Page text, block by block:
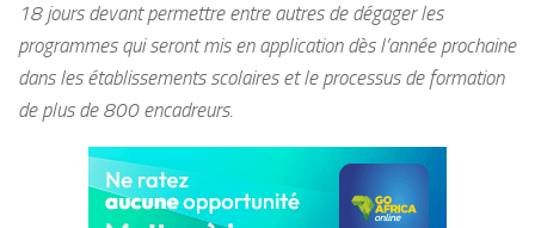
18 jours devant permettre entre autres de dégager les
programmes qui seront mis en application dès l’année prochaine
dans les établissements scolaires et le processus de formation
de plus de 800 encadreurs.